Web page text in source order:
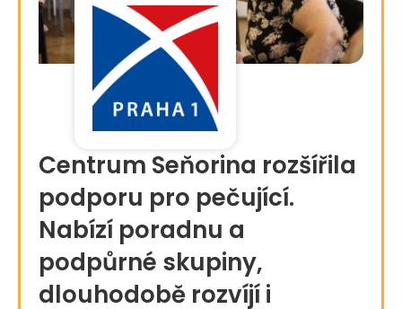
Centrum Seňorina rozšířila
podporu pro pečující.
Nabízí poradnu a
podpůrné skupiny,
dlouhodobě rozvíjí i